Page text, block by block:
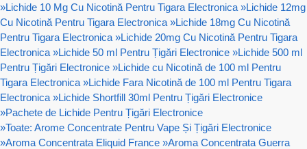
»Lichide 10 Mg Cu Nicotină Pentru Tigara Electronica »Lichide 12mg
Cu Nicotină Pentru Tigara Electronica »Lichide 18mg Cu Nicotină
Pentru Tigara Electronica »Lichide 20mg Cu Nicotină Pentru Tigara
Electronica »Lichide 50 ml Pentru Țigări Electronice »Lichide 500 ml
Pentru Țigări Electronice »Lichide cu Nicotină de 100 ml Pentru
Tigara Electronica »Lichide Fara Nicotină de 100 ml Pentru Tigara
Electronica »Lichide Shortfill 30ml Pentru Țigări Electronice
»Pachete de Lichide Pentru Țigări Electronice
»Toate: Arome Concentrate Pentru Vape Și Țigări Electronice
»Aroma Concentrata Eliquid France »Aroma Concentrata Guerra